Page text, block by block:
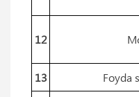
12
13 Foyda